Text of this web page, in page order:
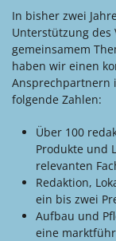
In bisher zwei
Unterstützung des
gemeinsamem
haben wir einen
Ansprechpartnern
folgende Zahlen:
Über 100
Produkte und
relevanten
Redaktion,
ein bis zwei
Aufbau und
eine